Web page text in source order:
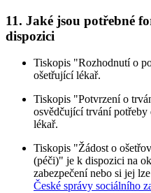
11. Jaké jsou potřebné
dispozici
Tiskopis "Rozhodnutí o
ošetřující lékař.
Tiskopis "Potvrzení o
osvědčující trvání
lékař.
Tiskopis "Žádost o
(péči)" je k dispozici na
zabezpečení nebo si jej
České správy sociálního